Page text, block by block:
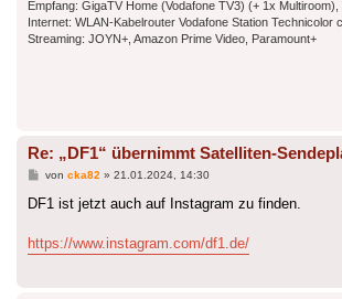
Empfang: GigaTV Home (Vodafone TV3) (+ 1x
Internet: WLAN-Kabelrouter Vodafone Station
Streaming: JOYN+, Amazon Prime Video, Paramount+
Re: „DF1“ übernimmt Satelliten-
Beitrag
von cka82 » 21.01.2024, 14:30
DF1 ist jetzt auch auf Instagram zu finden.
https://www.instagram.com/df1.de/